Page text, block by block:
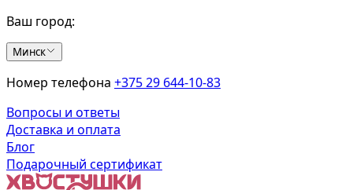
Ваш город:
Минск
Номер телефона +375 29 644-10-83
Вопросы и ответы
Доставка и оплата
Блог
Подарочный сертификат